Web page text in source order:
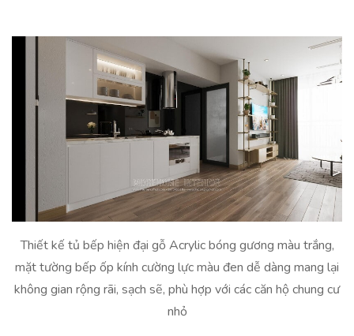
Thiết kế tủ bếp hiện đại gỗ Acrylic bóng gương màu trắng,
mặt tường bếp ốp kính cường lực màu đen dễ dàng mang lại
không gian rộng rãi, sạch sẽ, phù hợp với các căn hộ chung cư
nhỏ